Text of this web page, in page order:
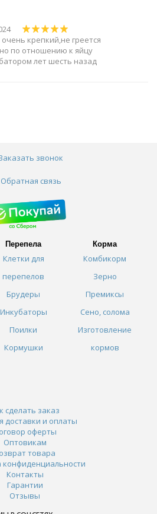
крепкий,не греется
по отношению к яйцу
лет шесть назад
звонок
Обратная связь
Перепела
Клетки для
перепелов
Брудеры
Инкубаторы
Поилки
Кормушки
Корма
Комбикорм
Зерно
Премиксы
Сено, солома
Изготовление
кормов
сделать заказ
доставки и оплаты
оферты
Оптовикам
товара
конфиденциальности
Контакты
Гарантии
Отзывы